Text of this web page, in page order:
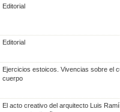
Editorial
Editorial
Ejercicios estoicos. Vivencias sobre el
cuerpo
El acto creativo del arquitecto Luis